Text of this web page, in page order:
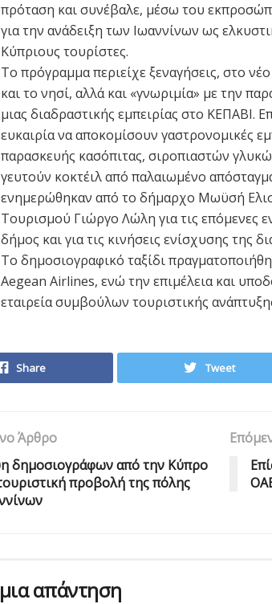
πρόταση και συνέβαλε, μέσω του
για την ανάδειξη των Ιωαννίνων ως
Κύπριους τουρίστες.
Το πρόγραμμα περιείχε ξεναγήσεις, στο
και το νησί, αλλά και «γνωριμία» με την
μιας διαδραστικής εμπειρίας στο ΚΕΠΑΒΙ.
ευκαιρία να αποκομίσουν γαστρονομικές
παρασκευής κασόπιτας, σιροπιαστών
γευτούν κοκτέιλ από παλαιωμένο
ενημερώθηκαν από το δήμαρχο Μωϋσή
Τουρισμού Γιώργο Λώλη για τις επόμενες
δήμος και για τις κινήσεις ενίσχυσης
Το δημοσιογραφικό ταξίδι
Aegean Airlines, ενώ την επιμέλεια και
εταιρεία συμβούλων τουριστικής
Share Tweet
Άρθρο
δημοσιογράφων από την Κύπρο
προβολή της πόλης
απάντηση